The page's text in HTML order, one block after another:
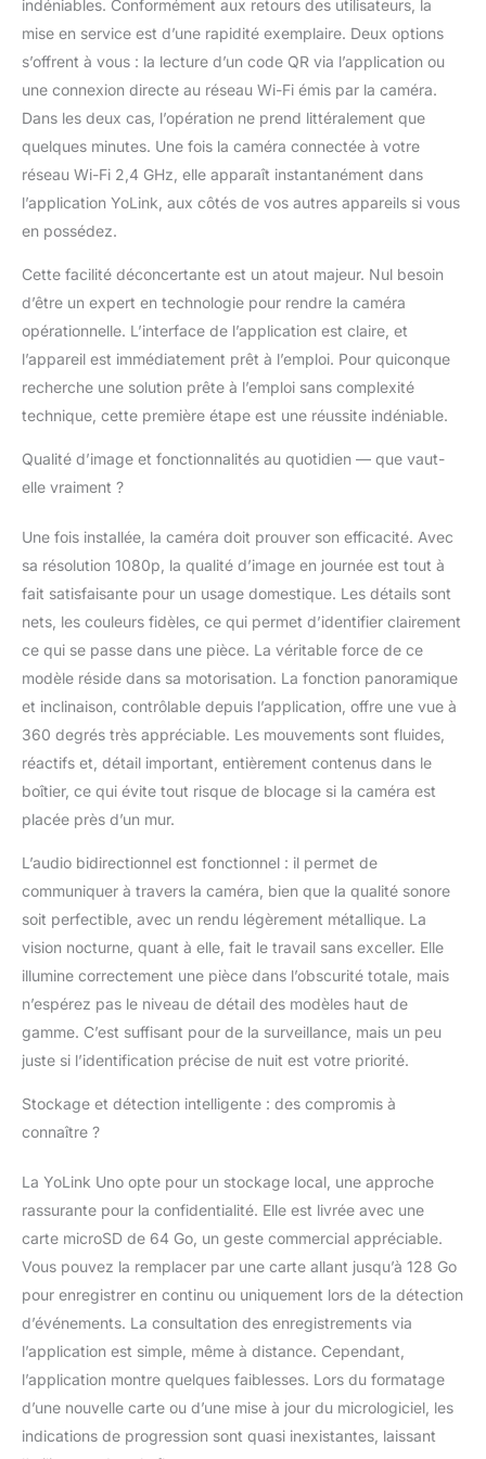
utilisant la fonction
audio bidirectionnelle et
avec la sirène intégrée.
Options de stockage
polyvalentes : stockez
vos séquences en
utilisant le stockage de
carte SD à 360 degrés,
moment. Détection et
automatisation
avancées : profitez de
la détection de
mouvement, de la
détection humaine et
des enregistrements
la commodité de la
compatibilité avec les
appareils YoLink
indéniables. Conformément aux retours des utilisateurs, la
mise en service est d’une rapidité exemplaire. Deux options
s’offrent à vous : la lecture d’un code QR via l’application ou
une connexion directe au réseau Wi-Fi émis par la caméra.
Dans les deux cas, l’opération ne prend littéralement que
quelques minutes. Une fois la caméra connectée à votre
réseau Wi-Fi 2,4 GHz, elle apparaît instantanément dans
l’application YoLink, aux côtés de vos autres appareils si vous
en possédez.
Cette facilité déconcertante est un atout majeur. Nul besoin
d’être un expert en technologie pour rendre la caméra
opérationnelle. L’interface de l’application est claire, et
l’appareil est immédiatement prêt à l’emploi. Pour quiconque
recherche une solution prête à l’emploi sans complexité
technique, cette première étape est une réussite indéniable.
Qualité d’image et fonctionnalités au quotidien — que vaut-
elle vraiment ?
Une fois installée, la caméra doit prouver son efficacité. Avec
sa résolution 1080p, la qualité d’image en journée est tout à
fait satisfaisante pour un usage domestique. Les détails sont
nets, les couleurs fidèles, ce qui permet d’identifier clairement
ce qui se passe dans une pièce. La véritable force de ce
modèle réside dans sa motorisation. La fonction panoramique
et inclinaison, contrôlable depuis l’application, offre une vue à
360 degrés très appréciable. Les mouvements sont fluides,
réactifs et, détail important, entièrement contenus dans le
boîtier, ce qui évite tout risque de blocage si la caméra est
placée près d’un mur.
L’audio bidirectionnel est fonctionnel : il permet de
communiquer à travers la caméra, bien que la qualité sonore
soit perfectible, avec un rendu légèrement métallique. La
vision nocturne, quant à elle, fait le travail sans exceller. Elle
illumine correctement une pièce dans l’obscurité totale, mais
n’espérez pas le niveau de détail des modèles haut de
gamme. C’est suffisant pour de la surveillance, mais un peu
juste si l’identification précise de nuit est votre priorité.
Stockage et détection intelligente : des compromis à
connaître ?
La YoLink Uno opte pour un stockage local, une approche
rassurante pour la confidentialité. Elle est livrée avec une
carte microSD de 64 Go, un geste commercial appréciable.
Vous pouvez la remplacer par une carte allant jusqu’à 128 Go
pour enregistrer en continu ou uniquement lors de la détection
d’événements. La consultation des enregistrements via
l’application est simple, même à distance. Cependant,
l’application montre quelques faiblesses. Lors du formatage
d’une nouvelle carte ou d’une mise à jour du micrologiciel, les
indications de progression sont quasi inexistantes, laissant